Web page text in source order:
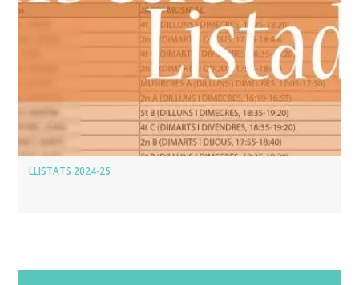
LLISTATS 2024-25